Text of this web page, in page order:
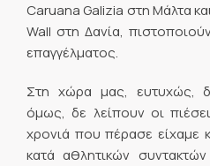
Caruana Galizia στη Μάλτα
Wall στη Δανία,
επαγγέλματος.
Στη χώρα μας, ευτυχώς,
όμως, δε λείπουν οι
χρονιά που πέρασε είχαμε
κατά αθλητικών